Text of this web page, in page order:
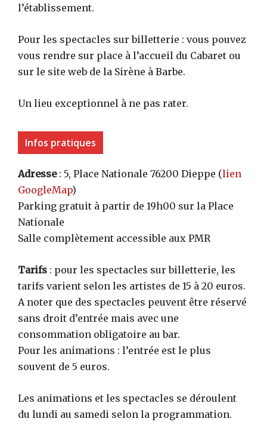
l’établissement.
Pour les spectacles sur billetterie : vous pouvez
vous rendre sur place à l’accueil du Cabaret ou
sur le site web de la Sirène à Barbe.
Un lieu exceptionnel à ne pas rater.
Infos pratiques
Adresse: 5, Place Nationale 76200 Dieppe (lien
GoogleMap)
Parking gratuit à partir de 19h00 sur la Place
Nationale
Salle complètement accessible aux PMR
Tarifs : pour les spectacles sur billetterie, les
tarifs varient selon les artistes de 15 à 20 euros.
A noter que des spectacles peuvent être réservé
sans droit d’entrée mais avec une
consommation obligatoire au bar.
Pour les animations : l’entrée est le plus
souvent de 5 euros.
Les animations et les spectacles se déroulent
du lundi au samedi selon la programmation.